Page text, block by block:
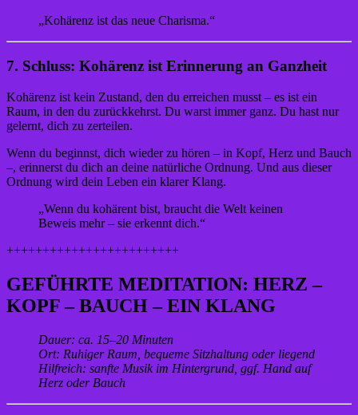
„Kohärenz ist das neue Charisma.“
7. Schluss: Kohärenz ist Erinnerung an Ganzheit
Kohärenz ist kein Zustand, den du erreichen musst – es ist ein
Raum, in den du zurückkehrst. Du warst immer ganz. Du hast nur
gelernt, dich zu zerteilen.
Wenn du beginnst, dich wieder zu hören – in Kopf, Herz und Bauch
–, erinnerst du dich an deine natürliche Ordnung. Und aus dieser
Ordnung wird dein Leben ein klarer Klang.
„Wenn du kohärent bist, braucht die Welt keinen
Beweis mehr – sie erkennt dich.“
++++++++++++++++++++++++
GEFÜHRTE MEDITATION: HERZ –
KOPF – BAUCH – EIN KLANG
Dauer: ca. 15–20 Minuten
Ort: Ruhiger Raum, bequeme Sitzhaltung oder liegend
Hilfreich: sanfte Musik im Hintergrund, ggf. Hand auf
Herz oder Bauch